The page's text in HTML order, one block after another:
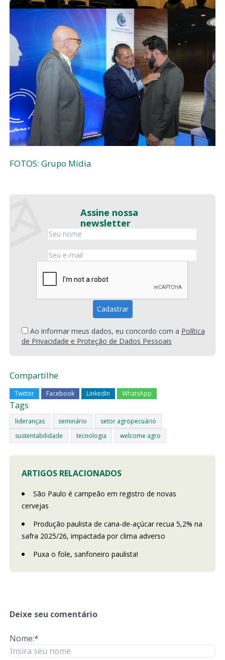
FOTOS: Grupo Mídia
Assine nossa
newsletter
Ao informar meus dados, eu concordo com a Política
de Privacidade e Proteção de Dados Pessoais
Compartilhe
Twitter Facebook LinkedIn WhatsApp
Tags
lideranças seminário
setor agropecuário
sustentabilidade
tecnologia welcome agro
ARTIGOS RELACIONADOS
São Paulo é campeão em registro de novas
cervejas
Produção paulista de cana-de-açúcar recua 5,2% na
safra 2025/26, impactada por clima adverso
Puxa o fole, sanfoneiro paulista!
Deixe seu comentário
Nome:*